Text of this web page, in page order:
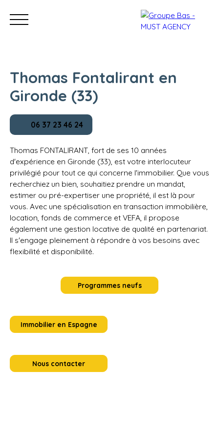
Nos bureaux Acheter
Estimation
Thomas Fontalirant en
Gironde (33)
06 37 23 46 24
Thomas FONTALIRANT, fort de ses 10 années
d'expérience en Gironde (33), est votre interlocuteur
privilégié pour tout ce qui concerne l'immobilier. Que vous
recherchiez un bien, souhaitiez prendre un mandat,
estimer ou pré-expertiser une propriété, il est là pour
vous. Avec une spécialisation en transaction immobilière,
location, fonds de commerce et VEFA, il propose
également une gestion locative de qualité en partenariat.
Il s'engage pleinement à répondre à vos besoins avec
flexibilité et disponibilité.
Programmes neufs
Immobilier en Espagne
Nous contacter